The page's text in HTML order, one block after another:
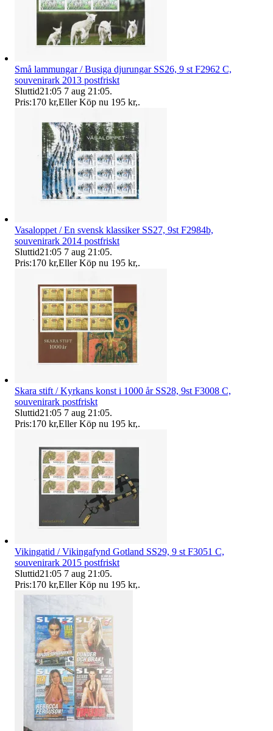
Små lammungar / Busiga djurungar SS26, 9 st F2962 C,
souvenirark 2013 postfriskt
Sluttid21:05 7 aug 21:05.
Pris:170 kr,Eller Köp nu 195 kr,.
Vasaloppet / En svensk klassiker SS27, 9st F2984b,
souvenirark 2014 postfriskt
Sluttid21:05 7 aug 21:05.
Pris:170 kr,Eller Köp nu 195 kr,.
Skara stift / Kyrkans konst i 1000 år SS28, 9st F3008 C,
souvenirark postfriskt
Sluttid21:05 7 aug 21:05.
Pris:170 kr,Eller Köp nu 195 kr,.
Vikingatid / Vikingafynd Gotland SS29, 9 st F3051 C,
souvenirark 2015 postfriskt
Sluttid21:05 7 aug 21:05.
Pris:170 kr,Eller Köp nu 195 kr,.